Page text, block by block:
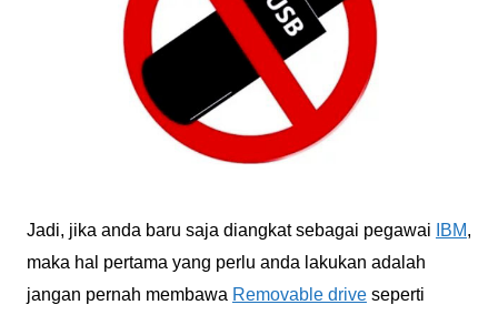
Jadi, jika anda baru saja diangkat sebagai pegawai IBM,
maka hal pertama yang perlu anda lakukan adalah
jangan pernah membawa Removable driveseperti